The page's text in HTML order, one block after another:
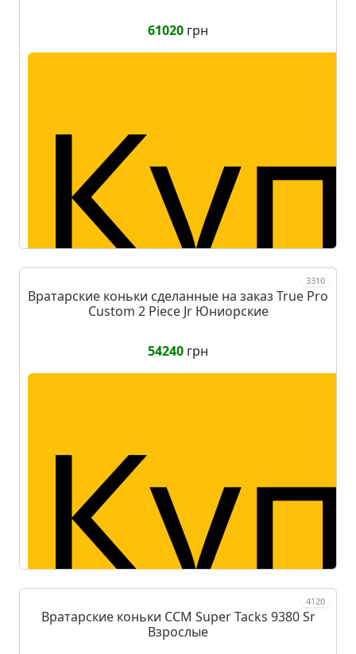
61020 грн
3310
Вратарские коньки сделанные на заказ True Pro
Custom 2 Piece Jr Юниорские
54240 грн
4120
Вратарские коньки CCM Super Tacks 9380 Sr
Взрослые